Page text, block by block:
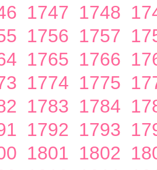
1747 1748
1756 1757
1765 1766
1774 1775
1783 1784
1792 1793
1801 1802